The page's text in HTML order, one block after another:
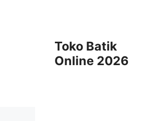
Toko Batik
Online 2026